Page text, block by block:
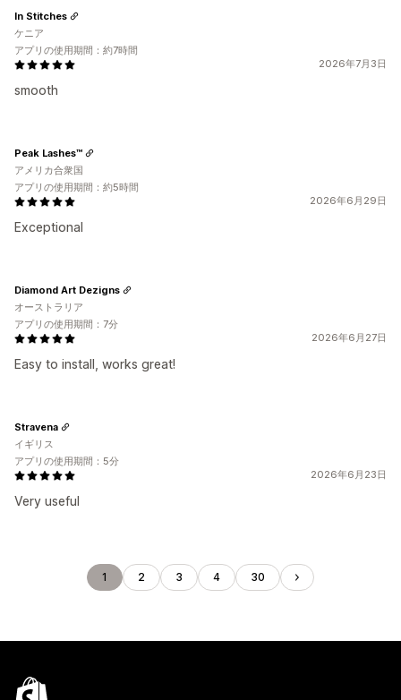
2026年7月3日
smooth
In Stitches
ケニア
アプリの使用期間：約7時間
2026年6月29日
Exceptional
Peak Lashes™
アメリカ合衆国
アプリの使用期間：約5時間
2026年6月27日
Easy to install, works great!
Diamond Art Dezigns
オーストラリア
アプリの使用期間：7分
2026年6月23日
Very useful
Stravena
イギリス
アプリの使用期間：5分
1 2 3 4 30